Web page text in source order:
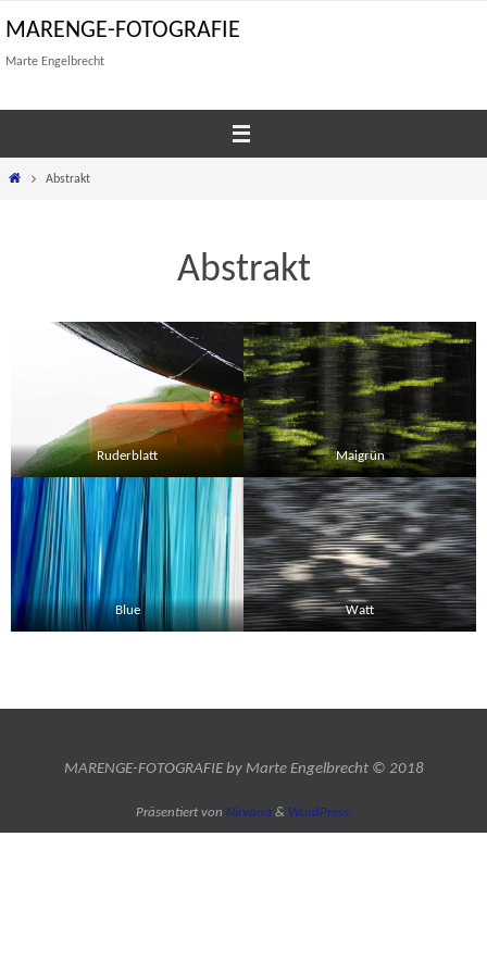
springen
MARENGE-FOTOGRAFIE
Marte Engelbrecht
StartAbstrakt
Abstrakt
Ruderblatt Maigrün
Blue Watt
MARENGE-FOTOGRAFIE by Marte Engelbrecht © 2018
Präsentiert von Nirvana & WordPress.